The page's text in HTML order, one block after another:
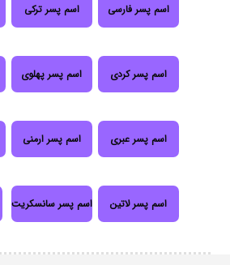
اسم پسر فارسی اسم پسر ترکی
اسم پسر کردی اسم پسر پهلوی
اسم پسر عبری اسم پسر ارمنی
اسم پسر لاتین اسم پسر سانسکریت